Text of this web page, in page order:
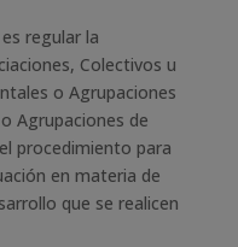
regular la
Colectivos u
o Agrupaciones
Agrupaciones de
procedimiento para
en materia de
que se realicen